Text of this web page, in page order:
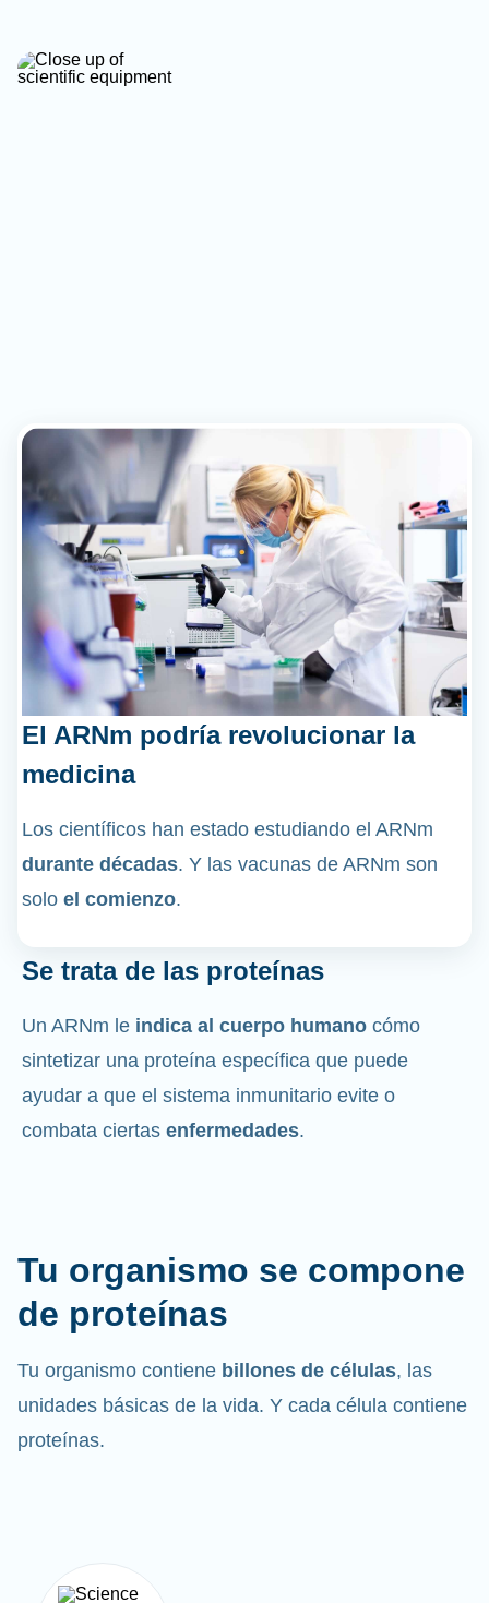
El ARNm podría revolucionar la
medicina
Los científicos han estado estudiando el ARNm
durante décadas. Y las vacunas de ARNm son
solo el comienzo.
Se trata de las proteínas
Un ARNm le indica al cuerpo humano cómo
sintetizar una proteína específica que puede
ayudar a que el sistema inmunitario evite o
combata ciertas enfermedades.
Tu organismo se compone
de proteínas
Tu organismo contiene billones de células, las
unidades básicas de la vida. Y cada célula contiene
proteínas.